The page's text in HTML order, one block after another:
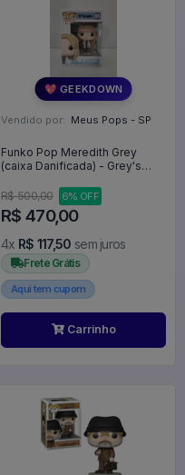
💖 GEEKDOWN
Vendido por: Meus Pops - SP
Funko Pop Meredith Grey
(caixa Danificada) - Grey's
R$ 500,00
6% OFF
R$ 470,00
4x R$ 117,50 sem juros
Frete Grátis
Aqui tem cupom
Carrinho